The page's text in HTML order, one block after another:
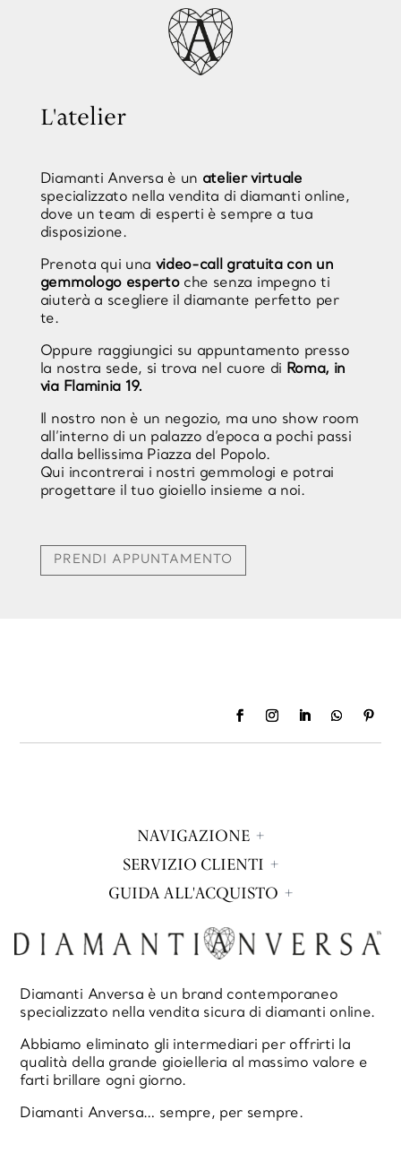
L'atelier
Diamanti Anversa è un atelier virtuale
specializzato nella vendita di diamanti online,
dove un team di esperti è sempre a tua
disposizione.
Prenota qui una video-call gratuita con un
gemmologo espertoche senza impegno ti
aiuterà a scegliere il diamante perfetto per
te.
Oppure raggiungici su appuntamento presso
la nostra sede, si trova nel cuore di Roma, in
via Flaminia 19.
Il nostro non è un negozio, ma uno show room
all’interno di un palazzo d’epoca a pochi passi
dalla bellissima Piazza del Popolo.
Qui incontrerai i nostri gemmologi e potrai
progettare il tuo gioiello insieme a noi.
PRENDI APPUNTAMENTO
NAVIGAZIONE
SERVIZIO CLIENTI
GUIDA ALL'ACQUISTO
Diamanti Anversa è un brand contemporaneo
specializzato nella vendita sicura di diamanti online.
Abbiamo eliminato gli intermediari per offrirti la
qualità della grande gioielleria al massimo valore e
farti brillare ogni giorno.
Diamanti Anversa… sempre, per sempre.